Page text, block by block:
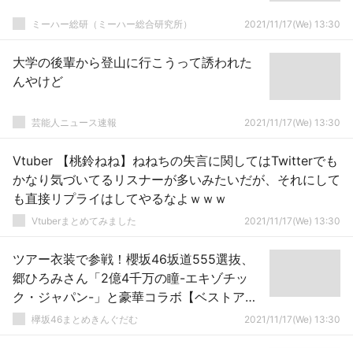
ミーハー総研（ミーハー総合研究所） 2021/11/17(We) 13:30
大学の後輩から登山に行こうって誘われた
んやけど
芸能人ニュース速報 2021/11/17(We) 13:30
Vtuber 【桃鈴ねね】ねねちの失言に関してはTwitterでも
かなり気づいてるリスナーが多いみたいだが、それにして
も直接リプライはしてやるなよｗｗｗ
Vtuberまとめてみました 2021/11/17(We) 13:30
ツアー衣装で参戦！櫻坂46坂道555選抜、
郷ひろみさん「2億4千万の瞳-エキゾチッ
ク・ジャパン-」と豪華コラボ【ベストアー
ティスト2021】
欅坂46まとめきんぐだむ 2021/11/17(We) 13:30